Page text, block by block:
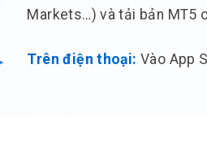
Markets…) và tải bản MT5
Trên điện thoại: Vào App